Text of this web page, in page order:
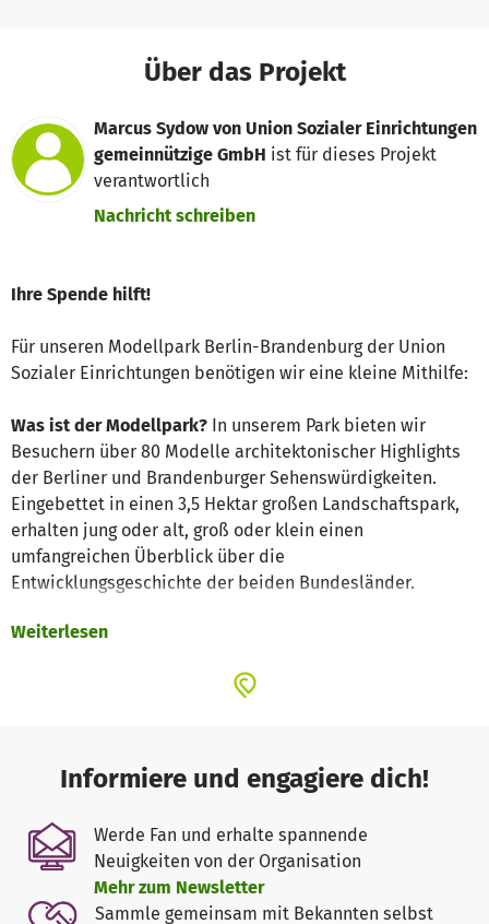
Über das Projekt
Marcus Sydow von Union Sozialer Einrichtungen
gemeinnützige GmbH ist für dieses Projekt
verantwortlich
Nachricht schreiben
Ihre Spende hilft!
Für unseren Modellpark Berlin-Brandenburg der Union
Sozialer Einrichtungen benötigen wir eine kleine Mithilfe:
Was ist der Modellpark? In unserem Park bieten wir
Besuchern über 80 Modelle architektonischer Highlights
der Berliner und Brandenburger Sehenswürdigkeiten.
Eingebettet in einen 3,5 Hektar großen Landschaftspark,
erhalten jung oder alt, groß oder klein einen
umfangreichen Überblick über die
Entwicklungsgeschichte der beiden Bundesländer.
Wofür wird die Spende verwendet?
das vom Sturm zerstört wurde und nun in der Werkstatt
erkrankten Menschen, freut sich schon auf diese Arbeit.
Weiterlesen
Informiere und engagiere dich!
Werde Fan und erhalte spannende
Neuigkeiten von der Organisation
Mehr zum Newsletter
Sammle gemeinsam mit Bekannten selbst